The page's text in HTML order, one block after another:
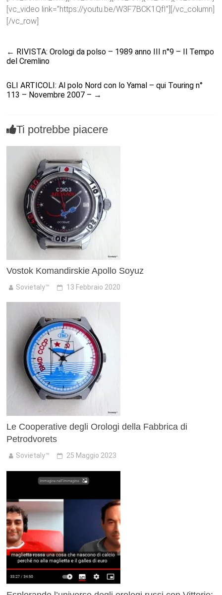
[vc_video link=”https://youtu.be/W3F7BCK1QfI”][/vc_column]
[/vc_row]
← RIVISTA: Orologi da polso – 1989 anno III n°9 – Il Tempo
del Cremlino
GLI ARTICOLI: Al polo Nord con lo Yamal – qui Touring n°
113 – Novembre 2007 – →
Ti potrebbe piacere
Vostok Komandirskie Apollo Soyuz
Sovietaly™ 13 Febbraio 2020
Le Cooperative degli Orologi della Fabbrica di
Petrodvorets
Sovietaly™ 25 Maggio 2023